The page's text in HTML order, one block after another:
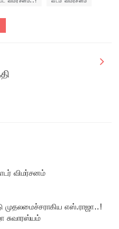
விமர்சனம்
முதலமைச்சராகிய எஸ்.ராஜா..!
சுவாரஸ்யம்